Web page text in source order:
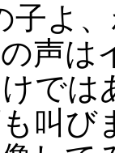
子よ
声は
では
叫び